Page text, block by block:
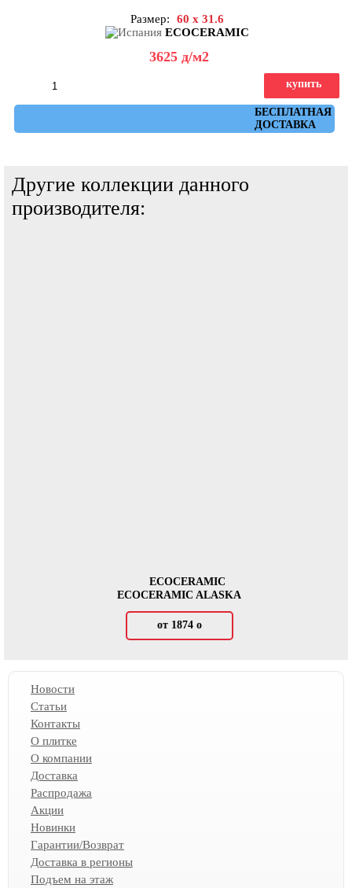
Размер:
60 x 31.6
ECOCERAMIC
3625 д/м2
БЕСПЛАТНАЯ
ДОСТАВКА
купить
Другие коллекции данного
производителя:
ECOCERAMIC
ECOCERAMIC ALASKA
от 1874 о
Новости
Статьи
Контакты
О плитке
О компании
Доставка
Распродажа
Акции
Новинки
Гарантии/Возврат
Доставка в регионы
Подъем на этаж